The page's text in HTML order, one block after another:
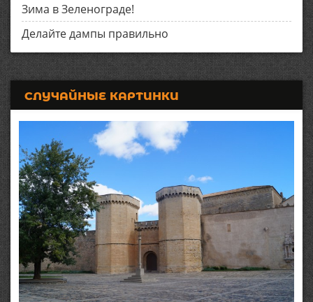
Зима в Зеленограде!
Делайте дампы правильно
СЛУЧАЙНЫЕ КАРТИНКИ